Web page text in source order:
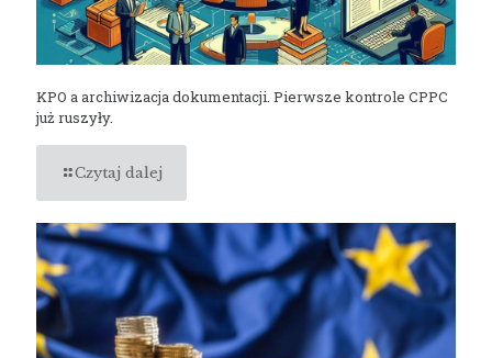
KPO a archiwizacja dokumentacji. Pierwsze kontrole CPPC
już ruszyły.
Czytaj dalej